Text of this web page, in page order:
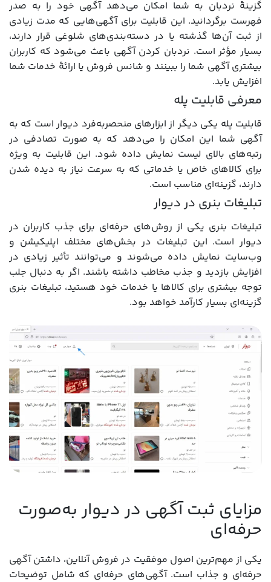
گزینۀ نردبان به شما امکان می‌دهد آگهی خود را به صدر
فهرست برگردانید. این قابلیت برای آگهی‌هایی که مدت زیادی
از ثبت آن‌ها گذشته یا در دسته‌بندی‌های شلوغی قرار دارند،
بسیار مؤثر است. نردبان کردن آگهی باعث می‌شود که کاربران
بیشتری آگهی شما را ببینند و شانس فروش یا ارائۀ خدمات شما
افزایش یابد.
معرفی قابلیت پله
قابلیت پله یکی دیگر از ابزارهای منحصربه‌فرد دیوار است که به
آگهی شما این امکان را می‌دهد که به صورت تصادفی در
رتبه‌های بالای لیست نمایش داده شود. این قابلیت به ویژه
برای کالاهای خاص یا خدماتی که به سرعت نیاز به دیده شدن
دارند، گزینه‌ای مناسب است.
تبلیغات بنری در دیوار
تبلیغات بنری یکی از روش‌های حرفه‌ای برای جذب کاربران در
دیوار است. این تبلیغات در بخش‌های مختلف اپلیکیشن و
وب‌سایت نمایش داده می‌شوند و می‌توانند تأثیر زیادی در
افزایش بازدید و جذب مخاطب داشته باشند. اگر به دنبال جلب
توجه بیشتری برای کالاها یا خدمات خود هستید، تبلیغات بنری
گزینه‌ای بسیار کارآمد خواهد بود.
مزایای ثبت آگهی در دیوار به‌صورت
حرفه‌ای
یکی از مهم‌ترین اصول موفقیت در فروش آنلاین، داشتن آگهی
حرفه‌ای و جذاب است. آگهی‌های حرفه‌ای که شامل توضیحات